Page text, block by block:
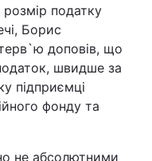
розмір податку
Борис
доповів, що
швидше за
підприємці
фонду та
не абсолютними